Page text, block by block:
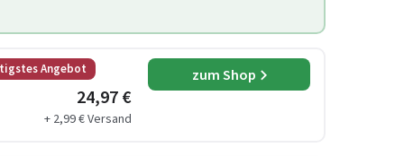
Angebot
24,97 €
+ 2,99 € Versand
zum Shop